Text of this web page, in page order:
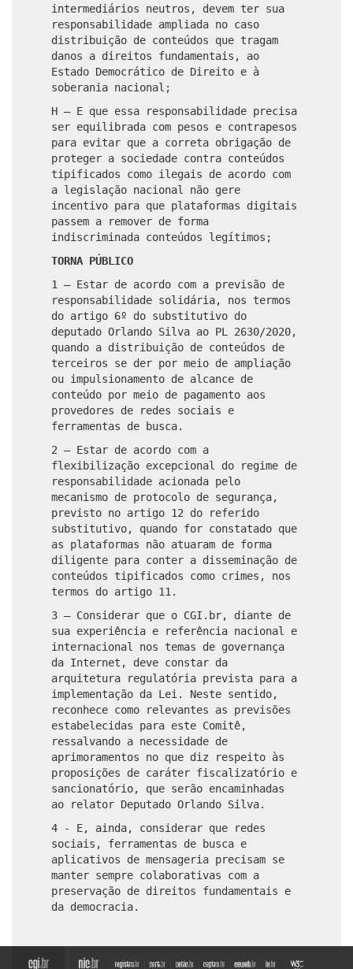
intermediários neutros, devem ter sua
responsabilidade ampliada no caso
distribuição de conteúdos que tragam
danos a direitos fundamentais, ao
Estado Democrático de Direito e à
soberania nacional;
H – E que essa responsabilidade precisa
ser equilibrada com pesos e contrapesos
para evitar que a correta obrigação de
proteger a sociedade contra conteúdos
tipificados como ilegais de acordo com
a legislação nacional não gere
incentivo para que plataformas digitais
passem a remover de forma
indiscriminada conteúdos legítimos;
TORNA PÚBLICO
1 – Estar de acordo com a previsão de
responsabilidade solidária, nos termos
do artigo 6º do substitutivo do
deputado Orlando Silva ao PL 2630/2020,
quando a distribuição de conteúdos de
terceiros se der por meio de ampliação
ou impulsionamento de alcance de
conteúdo por meio de pagamento aos
provedores de redes sociais e
ferramentas de busca.
2 – Estar de acordo com a
flexibilização excepcional do regime de
responsabilidade acionada pelo
mecanismo de protocolo de segurança,
previsto no artigo 12 do referido
substitutivo, quando for constatado que
as plataformas não atuaram de forma
diligente para conter a disseminação de
conteúdos tipificados como crimes, nos
termos do artigo 11.
3 – Considerar que o CGI.br, diante de
sua experiência e referência nacional e
internacional nos temas de governança
da Internet, deve constar da
arquitetura regulatória prevista para a
implementação da Lei. Neste sentido,
reconhece como relevantes as previsões
estabelecidas para este Comitê,
ressalvando a necessidade de
aprimoramentos no que diz respeito às
proposições de caráter fiscalizatório e
sancionatório, que serão encaminhadas
ao relator Deputado Orlando Silva.
4 - E, ainda, considerar que redes
sociais, ferramentas de busca e
aplicativos de mensageria precisam se
manter sempre colaborativas com a
preservação de direitos fundamentais e
da democracia.